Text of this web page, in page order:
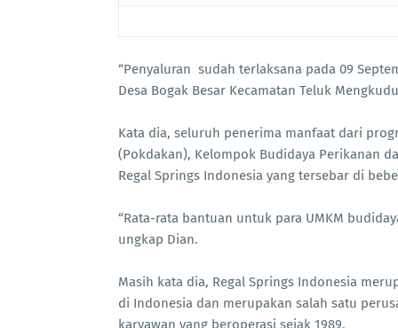
“Penyaluran sudah terlaksana pada 09
Desa Bogak Besar Kecamatan Teluk
Kata dia, seluruh penerima manfaat dari
(Pokdakan), Kelompok Budidaya Perikanan
Regal Springs Indonesia yang tersebar di
“Rata-rata bantuan untuk para UMKM
ungkap Dian.
Masih kata dia, Regal Springs Indonesia
di Indonesia dan merupakan salah satu
karyawan yang beroperasi sejak 1989.